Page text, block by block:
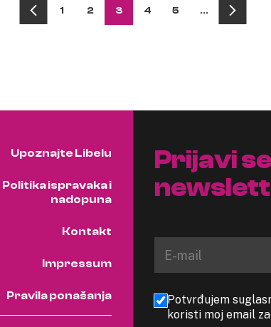
1 2 3 4 5 …
Upoznajte Libelu
Politika ispravaka i
nadopuna
Kontakt
Impressum
Pravila ponašanja
Prijavi
Potvrđujem
koristi moj email